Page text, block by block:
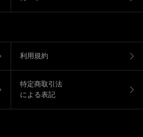
利用規約
特定商取引法
による表記